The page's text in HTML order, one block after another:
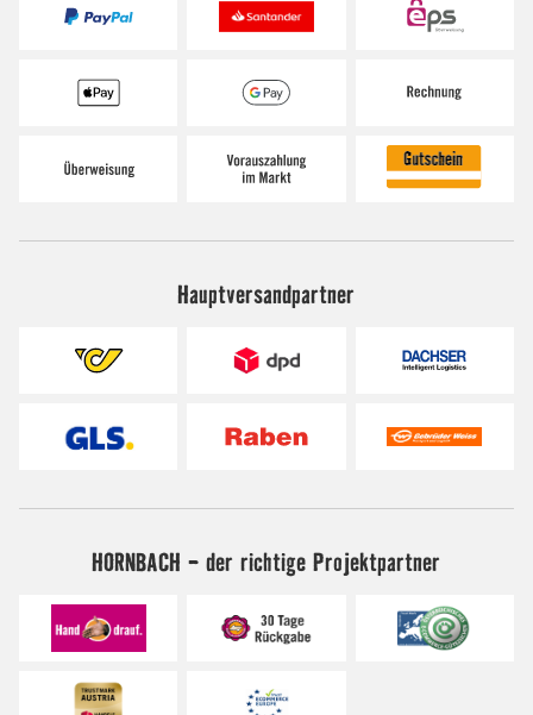
Hauptversandpartner
HORNBACH - der richtige Projektpartner